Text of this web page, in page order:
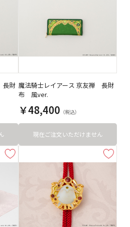
長財 魔法騎士レイアース 京友禅 長財
布 風ver.
￥48,400
現在ご注文いただけません